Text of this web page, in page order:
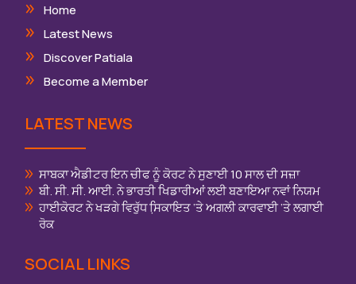
Home
Latest News
Discover Patiala
Become a Member
LATEST NEWS
ਸਾਬਕਾ ਐਡੀਟਰ ਇਨ ਚੀਫ ਨੂੰ ਕੋਰਟ ਨੇ ਸੁਣਾਈ 10 ਸਾਲ ਦੀ ਸਜ਼ਾ
ਬੀ. ਸੀ. ਸੀ. ਆਈ. ਨੇ ਭਾਰਤੀ ਖਿਡਾਰੀਆਂ ਲਈ ਬਣਾਇਆ ਨਵਾਂ ਨਿਯਮ
ਹਾਈਕੋਰਟ ਨੇ ਖੜਗੇ ਵਿਰੁੱਧ ਸਿ਼ਕਾਇਤ ‘ਤੇ ਅਗਲੀ ਕਾਰਵਾਈ ‘ਤੇ ਲਗਾਈ
ਰੋਕ
SOCIAL LINKS